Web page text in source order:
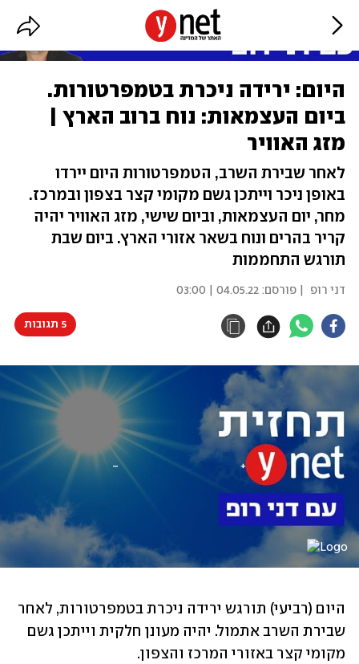
היום: ירידה ניכרת בטמפרטורות.
ביום העצמאות: נוח ברוב הארץ |
מזג האוויר
לאחר שבירת השרב, הטמפרטורות היום יירדו
באופן ניכר וייתכן גשם מקומי קצר בצפון ובמרכז.
מחר, יום העצמאות, וביום שישי, מזג האוויר יהיה
קריר בהרים ונוח בשאר אזורי הארץ. ביום שבת
תורגש התחממות
דני רופ | פורסם: 04.05.22 | 03:00
5 תגובות
מקומי קצר באזורי המרכז והצפון.